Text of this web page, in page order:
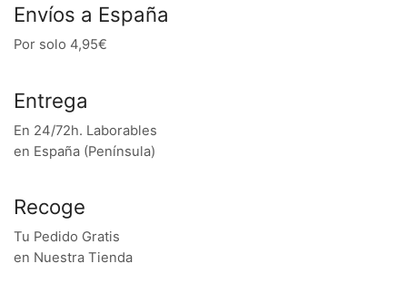
Envíos a España
Por solo 4,95€
Entrega
En 24/72h. Laborables
en España (Península)
Recoge
Tu Pedido Gratis
en Nuestra Tienda